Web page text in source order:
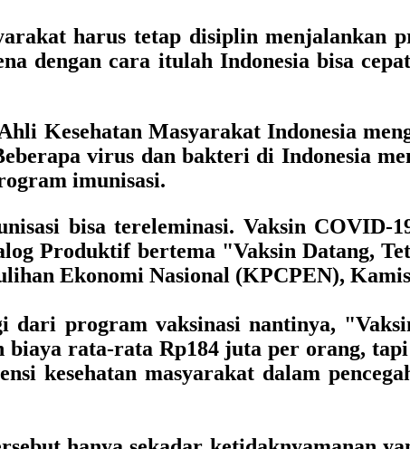
harus tetap disiplin menjalankan
dengan cara itulah Indonesia bisa
Kesehatan Masyarakat Indonesia
virus dan bakteri di Indonesia
imunisasi.
bisa tereleminasi. Vaksin COVID-
Produktif bertema "Vaksin Datang,
Ekonomi Nasional (KPCPEN),
program vaksinasi nantinya,
rata-rata Rp184 juta per orang,
kesehatan masyarakat dalam